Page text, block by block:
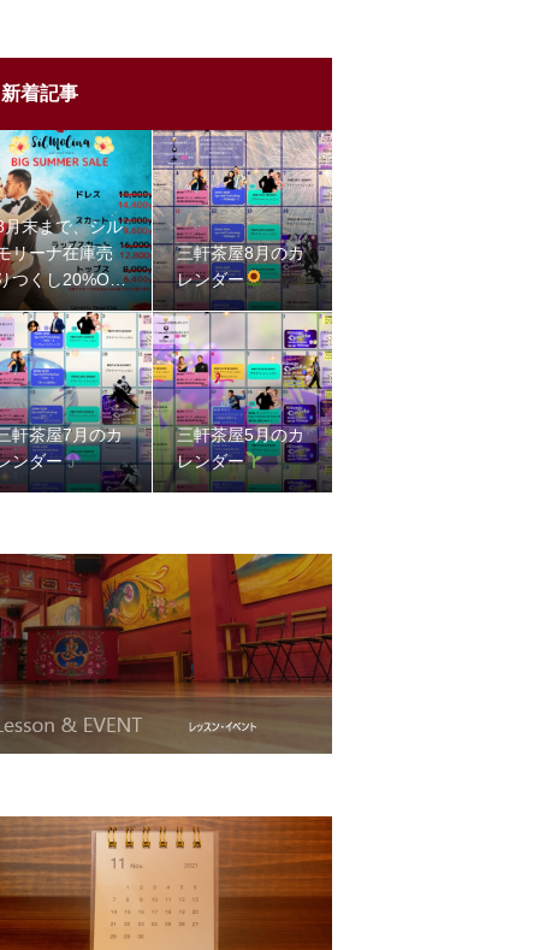
新着記事
月末まで、シル
リーナ在庫売
つくし20%OF
セール
三軒茶屋8月のカ
レンダー
軒茶屋7月のカ
ンダー
三軒茶屋5月のカ
レンダー